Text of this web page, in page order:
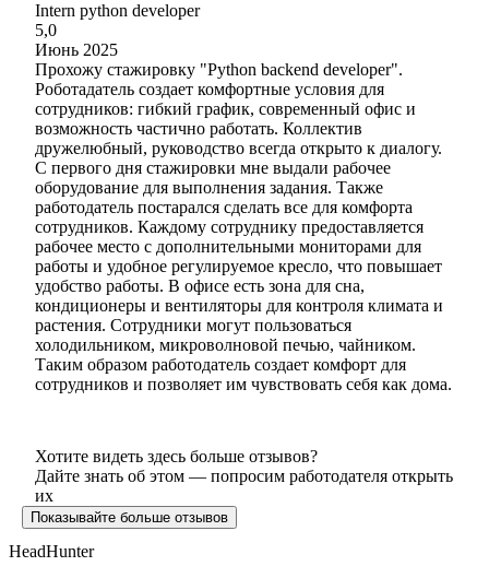
Intern python developer
5,0
Июнь 2025
Прохожу стажировку "Python backend developer".
Роботадатель создает комфортные условия для
сотрудников: гибкий график, современный офис и
возможность частично работать. Коллектив
дружелюбный, руководство всегда открыто к диалогу.
С первого дня стажировки мне выдали рабочее
оборудование для выполнения задания. Также
работодатель постарался сделать все для комфорта
сотрудников. Каждому сотруднику предоставляется
рабочее место с дополнительными мониторами для
работы и удобное регулируемое кресло, что повышает
удобство работы. В офисе есть зона для сна,
кондиционеры и вентиляторы для контроля климата и
растения. Сотрудники могут пользоваться
холодильником, микроволновой печью, чайником.
Таким образом работодатель создает комфорт для
сотрудников и позволяет им чувствовать себя как дома.
Хотите видеть здесь больше отзывов?
Дайте знать об этом — попросим работодателя открыть
их
Показывайте больше отзывов
HeadHunter